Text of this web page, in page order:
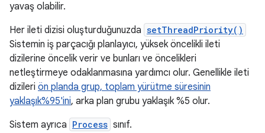
yavaş olabilir.
Her ileti dizisi oluşturduğunuzda setThreadPriority()
Sistemin iş parçacığı planlayıcı, yüksek öncelikli ileti
dizilerine öncelik verir ve bunları ve öncelikleri
netleştirmeye odaklanmasına yardımcı olur. Genellikle ileti
dizileri ön planda grup, toplam yürütme süresinin
yaklaşık%95'ini, arka plan grubu yaklaşık %5 olur.
Sistem ayrıca Process sınıf.